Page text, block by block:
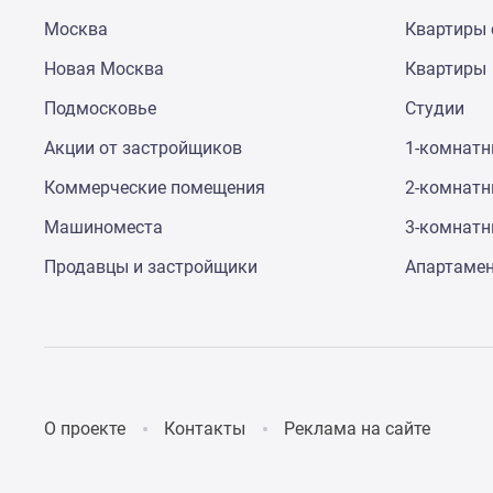
Москва
Новая Москва
Подмосковье
Акции от застройщиков
Коммерческие помещения
Машиноместа
Продавцы и застройщики
Квартиры
Квартиры
Студии
1-
2-
3-
О проекте Контакты Реклама на сайте